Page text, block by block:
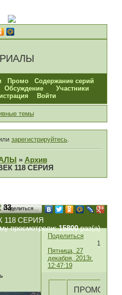
Промо
Содержание серий
Обсуждение
Участники
Войти
темы
зарегистрируйтесь.
» Архив
118 СЕРИЯ
Поделиться…
СЕРИЯ
просмотрели:15800раз(а)
33
Поделиться
1
Пятница, 27
декабря, 2013г.
12:47:19
ПРОМО